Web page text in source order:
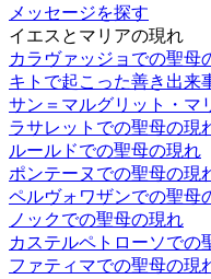
メッセージを探す
イエスとマリアの現れ
カラヴァッジョでの聖母
キトで起こった善き出来
サン＝マルグリット・マ
ラサレットでの聖母の現
ルールドでの聖母の現れ
ポンテーヌでの聖母の現
ペルヴォワザンでの聖母
ノックでの聖母の現れ
カステルペトローソでの
ファティマでの聖母の現